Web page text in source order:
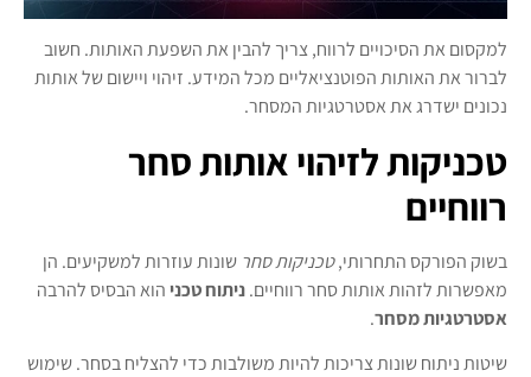
למקסום את הסיכויים לרווח, צריך להבין את השפעת האותות. חשוב
לברור את האותות הפוטנציאליים מכל המידע. זיהוי ויישום של אותות
נכונים ישדרג את אסטרטגיות המסחר.
טכניקות לזיהוי אותות סחר
רווחיים
בשוק הפורקס התחרותי,טכניקות סחר שונות עוזרות למשקיעים. הן
מאפשרות לזהות אותות סחר רווחיים.ניתוח טכניהוא הבסיס להרבה
אסטרטגיות מסחר.
שיטות ניתוח שונות צריכות להיות משולבות כדי להצליח בסחר. שימוש